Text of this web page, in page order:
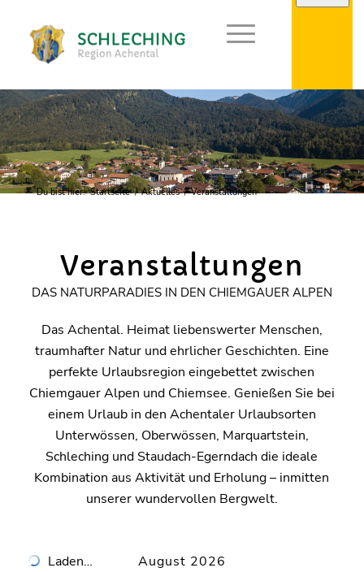
Du bist hier: Startseite / Aktuelles / Veranstaltungen
Veranstaltungen
DAS NATURPARADIES IN DEN CHIEMGAUER ALPEN
Das Achental. Heimat liebenswerter Menschen,
traumhafter Natur und ehrlicher Geschichten. Eine
perfekte Urlaubsregion eingebettet zwischen
Chiemgauer Alpen und Chiemsee. Genießen Sie bei
einem Urlaub in den Achentaler Urlaubsorten
Unterwössen, Oberwössen, Marquartstein,
Schleching und Staudach-Egerndach die ideale
Kombination aus Aktivität und Erholung – inmitten
unserer wundervollen Bergwelt.
Laden… August 2026